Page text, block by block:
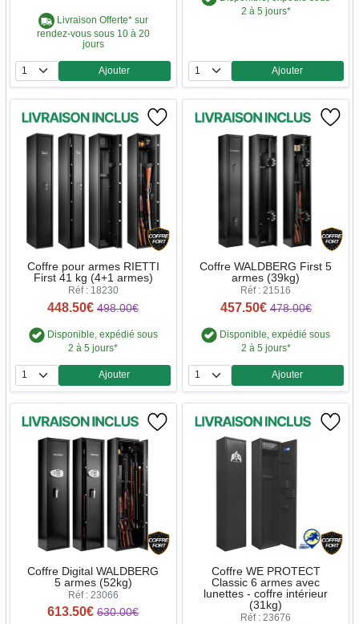
Livraison Offerte* sur
rendez-vous sous 10 à 20
jours
Quantité
Ajouter
2 à 5 jours*
Quantité
Ajouter
Coffre pour armes RIETTI
First 41 kg (4+1 armes)
Réf : 18230
448.50€ 498.00€
Disponible, expédié sous
2 à 5 jours*
Quantité
Ajouter
Coffre WALDBERG First 5
armes (39kg)
Réf : 21516
457.50€ 478.00€
Disponible, expédié sous
2 à 5 jours*
Quantité
Ajouter
Coffre Digital WALDBERG
5 armes (52kg)
Réf : 23066
613.50€ 630.00€
Coffre WE PROTECT
Classic 6 armes avec
lunettes - coffre intérieur
(31kg)
Réf : 23676